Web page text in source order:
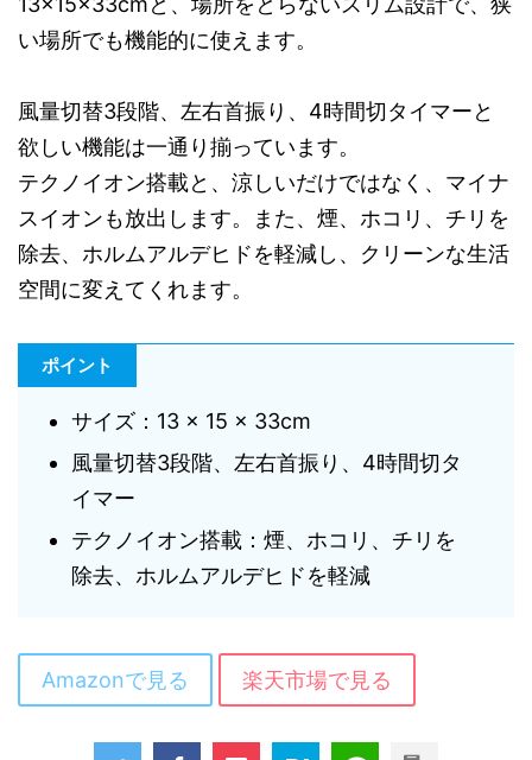
い場所でも機能的に使えます。
風量切替3段階、左右首振り、4時間切タイマーと
欲しい機能は一通り揃っています。
テクノイオン搭載と、涼しいだけではなく、マイナ
スイオンも放出します。また、煙、ホコリ、チリを
除去、ホルムアルデヒドを軽減し、クリーンな生活
空間に変えてくれます。
ポイント
サイズ：13 × 15 × 33cm
風量切替3段階、左右首振り、4時間切タ
イマー
テクノイオン搭載：煙、ホコリ、チリを
除去、ホルムアルデヒドを軽減
Amazonで見る 楽天市場で見る